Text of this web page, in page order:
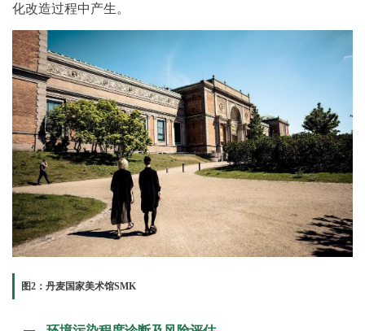
化改造过程中产生。
图2：丹麦国家美术馆SMK